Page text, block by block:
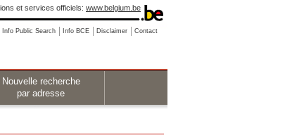
et services officiels: www.belgium.be
Info Public Search Info BCE Disclaimer Contact
Nouvelle recherche
par adresse